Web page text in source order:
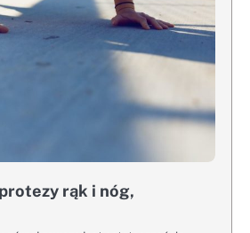
rąk i nóg,